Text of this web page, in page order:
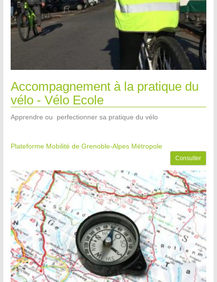
Accompagnement à la pratique du
vélo - Vélo Ecole
Apprendre ou perfectionner sa pratique du vélo
Plateforme Mobilité de Grenoble-Alpes Métropole
Consulter